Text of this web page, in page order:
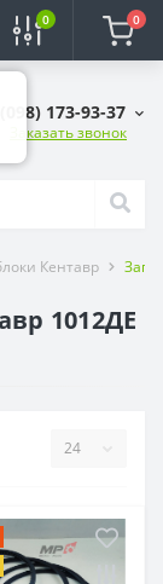
0 0
173-93-37
Заказать звонок
Кентавр
1012ДЕ